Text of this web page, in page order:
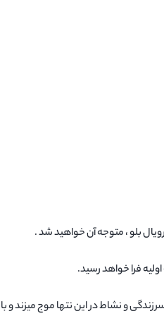
بلو ، متوجه آن خواهید شد .
و نشاط در این نتها موج